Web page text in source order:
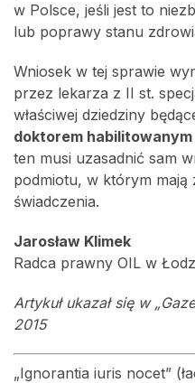
w Polsce, jeśli jest to
lub poprawy stanu
Wniosek w tej sprawie
przez lekarza z II st.
właściwej dziedziny
doktorem
ten musi uzasadnić sam
podmiotu, w którym mają
świadczenia.
Jarosław Klimek
Radca prawny OIL w
Artykuł ukazał się w
2015
„Ignorantia iuris nocet”